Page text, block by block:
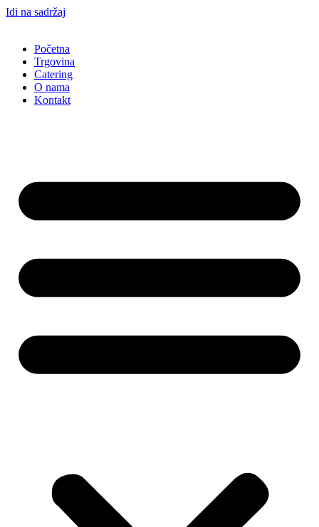
Idi na sadržaj
Početna
Trgovina
Catering
O nama
Kontakt